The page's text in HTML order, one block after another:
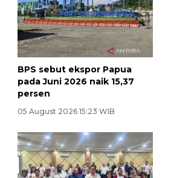
BPS sebut ekspor Papua
pada Juni 2026 naik 15,37
persen
05 August 2026 15:23 WIB